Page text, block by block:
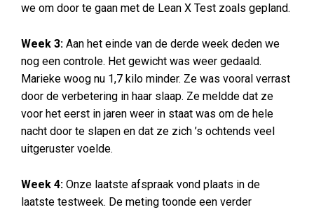
we om door te gaan met de Lean X Test zoals gepland.
Week 3: Aan het einde van de derde week deden we
nog een controle. Het gewicht was weer gedaald.
Marieke woog nu 1,7 kilo minder. Ze was vooral verrast
door de verbetering in haar slaap. Ze meldde dat ze
voor het eerst in jaren weer in staat was om de hele
nacht door te slapen en dat ze zich ’s ochtends veel
uitgeruster voelde.
Week 4: Onze laatste afspraak vond plaats in de
laatste testweek. De meting toonde een verder